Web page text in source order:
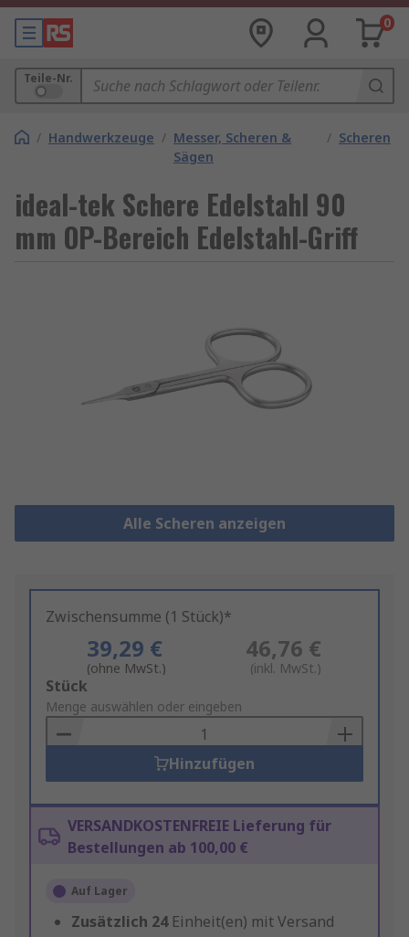
0
Teile-Nr.
/ Handwerkzeuge / Messer, Scheren &
Sägen
/ Scheren
ideal-tek Schere Edelstahl 90
mm OP-Bereich Edelstahl-Griff
Alle Scheren anzeigen
Zwischensumme (1 Stück)*
39,29 €
(ohne MwSt.)
46,76 €
(inkl. MwSt.)
Add
to
Basket
Stück
Menge auswählen oder eingeben
Hinzufügen
VERSANDKOSTENFREIE Lieferung für
Bestellungen ab 100,00 €
Auf Lager
Zusätzlich 24 Einheit(en) mit Versand